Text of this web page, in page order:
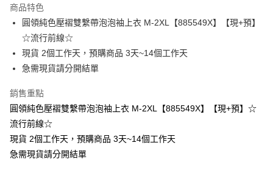
Apple Pay
街口支付
悠遊付
Google Pay
全支付
大哥付你分期
商品特色
圓領純色壓褶雙繫帶泡泡袖上衣 M-2XL【885549X】【現+預】
☆流行前線☆
現貨 2個工作天，預購商品 3天~14個工作天
急需現貨請分開結單
銷售重點
圓領純色壓褶雙繫帶泡泡袖上衣 M-2XL【885549X】【現+預】☆
流行前線☆
現貨 2個工作天，預購商品 3天~14個工作天
急需現貨請分開結單